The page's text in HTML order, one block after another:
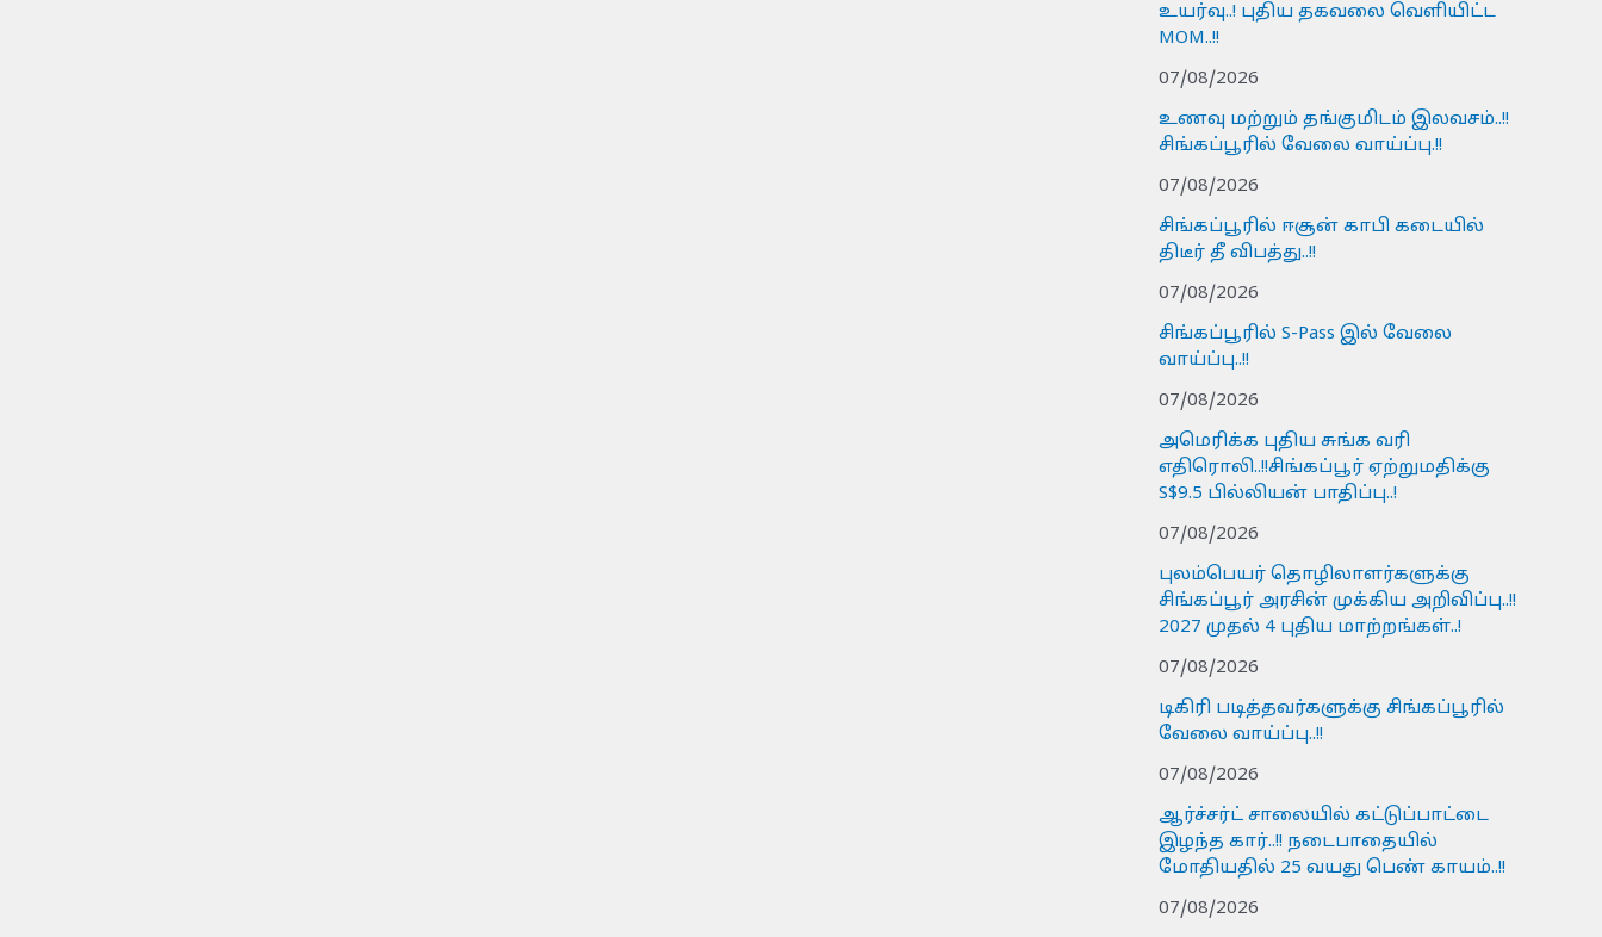
உயர்வு..! புதிய தகவலை வெளியிட்ட
MOM..!!
07/08/2026
உணவு மற்றும் தங்குமிடம் இலவசம்..!!
சிங்கப்பூரில் வேலை வாய்ப்பு.!!
07/08/2026
சிங்கப்பூரில் ஈசூன் காபி கடையில்
திடீர் தீ விபத்து..!!
07/08/2026
சிங்கப்பூரில் S-Pass இல் வேலை
வாய்ப்பு..!!
07/08/2026
அமெரிக்க புதிய சுங்க வரி
எதிரொலி..!!சிங்கப்பூர் ஏற்றுமதிக்கு
S$9.5 பில்லியன் பாதிப்பு..!
07/08/2026
புலம்பெயர் தொழிலாளர்களுக்கு
சிங்கப்பூர் அரசின் முக்கிய அறிவிப்பு..!!
2027 முதல் 4 புதிய மாற்றங்கள்..!
07/08/2026
டிகிரி படித்தவர்களுக்கு சிங்கப்பூரில்
வேலை வாய்ப்பு..!!
07/08/2026
ஆர்ச்சர்ட் சாலையில் கட்டுப்பாட்டை
இழந்த கார்..!! நடைபாதையில்
மோதியதில் 25 வயது பெண் காயம்..!!
07/08/2026